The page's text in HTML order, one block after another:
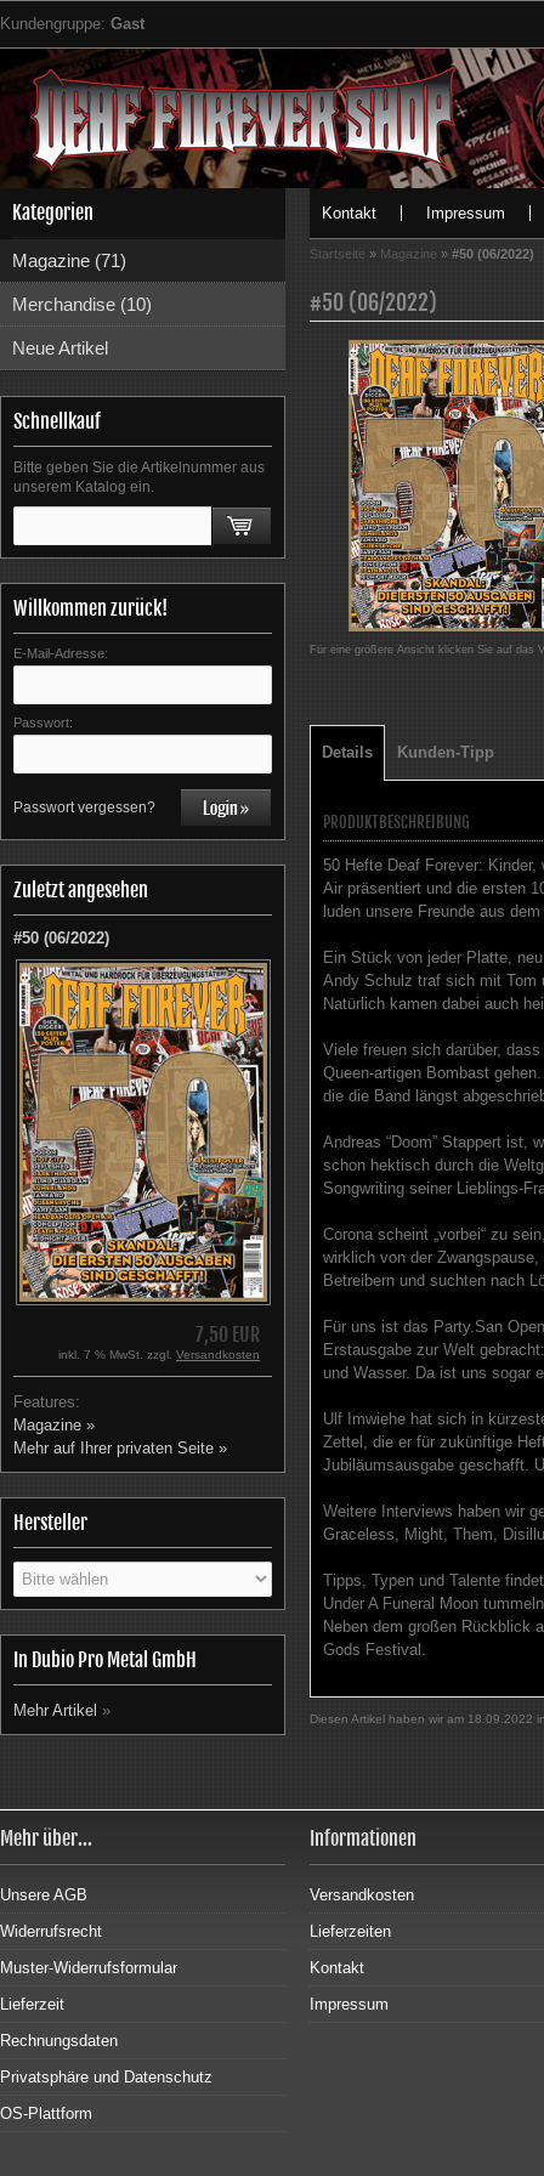
Kundengruppe: Gast
Kategorien
Magazine (71)
Merchandise (10)
Neue Artikel
Schnellkauf
Bitte geben Sie die Artikelnummer aus
unserem Katalog ein.
Willkommen zurück!
E-Mail-Adresse:
Passwort:
Passwort vergessen?
Zuletzt angesehen
#50 (06/2022)
7,50 EUR
inkl. 7 % MwSt. zzgl. Versandkosten
Features:
Magazine »
Mehr auf Ihrer privaten Seite »
Hersteller
In Dubio Pro Metal GmbH
Mehr Artikel »
Kontakt Impressum
Startseite » Magazine » #50 (06/2022)
#50 (06/2022)
Für eine größere Ansicht klicken Sie auf das
Details Kunden-Tipp
PRODUKTBESCHREIBUNG
50 Hefte Deaf Forever:
Air präsentiert und die ersten
luden unsere Freunde aus
Ein Stück von jeder Platte,
Andy Schulz traf sich mit Tom
Natürlich kamen dabei auch
Viele freuen sich darüber,
Queen-artigen Bombast
die die Band längst
Andreas “Doom” Stappert ist,
schon hektisch durch die
Songwriting seiner Lieblings-
Corona scheint „vorbei“ zu
wirklich von der
Betreibern und suchten nach
Für uns ist das Party.San
Erstausgabe zur Welt
und Wasser. Da ist uns sogar
Ulf Imwiehe hat sich in
Zettel, die er für zukünftige
Jubiläumsausgabe geschafft.
Weitere Interviews haben wir
Graceless, Might, Them,
Tipps, Typen und Talente
Under A Funeral Moon
Neben dem großen Rückblick
Gods Festival.
Diesen Artikel haben wir am 18.09.2022
Mehr über...
Unsere AGB
Widerrufsrecht
Muster-Widerrufsformular
Lieferzeit
Rechnungsdaten
Privatsphäre und Datenschutz
OS-Plattform
Informationen
Versandkosten
Lieferzeiten
Kontakt
Impressum